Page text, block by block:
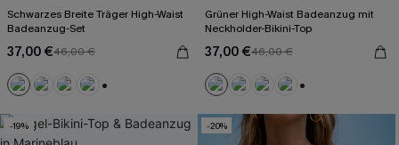
Schwarzes Breite Träger High-Waist
Badeanzug-Set
37,00 €46,00 €
Grüner High-Waist Badeanzug mit
Neckholder-Bikini-Top
37,00 €46,00 €
-19% -20%